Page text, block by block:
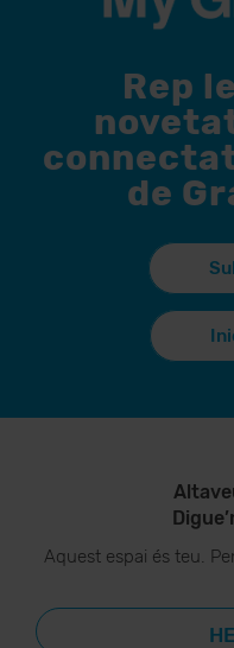
Rep
de
Aquest espai és teu.